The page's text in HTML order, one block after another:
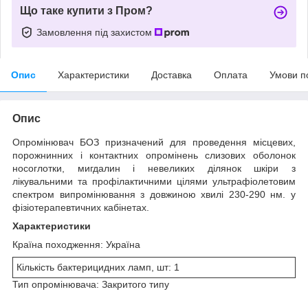
Що таке купити з Пром?
Замовлення під захистом
Опис Характеристики Доставка Оплата Умови
Опис
Опромінювач БОЗ призначений для проведення місцевих,
порожнинних і контактних опромінень слизових оболонок
носоглотки, мигдалин і невеликих ділянок шкіри з
лікувальними та профілактичними цілями ультрафіолетовим
спектром випромінювання з довжиною хвилі 230-290 нм. у
фізіотерапевтичних кабінетах.
Характеристики
Країна походження: Україна
Кількість бактерицидних ламп, шт: 1
Тип опромінювача: Закритого типу